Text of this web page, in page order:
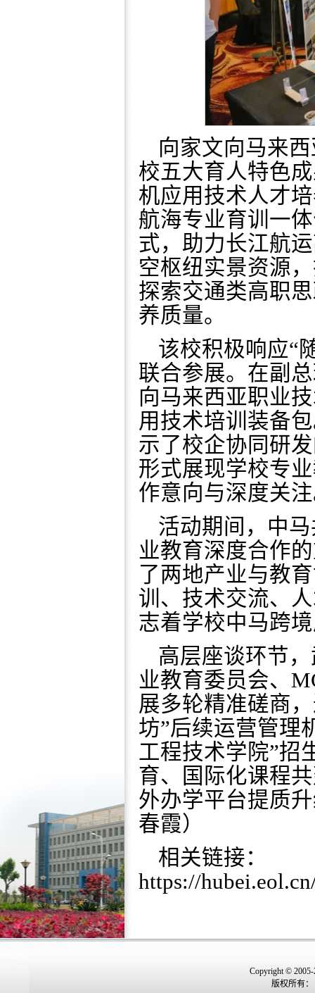
向家文向马来
校五大育人特色
机应用技术人才
航海专业育训一
式，助力长江航
空枢纽实景资源
探索交通类高职
养质量。
该校积极响应“
联合参展。在副
向马来西亚职业
用技术培训装备
示了校企协同研
形式展现学校专
作意向与深度关
活动期间，中
业教育深度合作
了两地产业与教
训、技术交流、
志着学校中马跨
高层座谈环节
业教育委员会、
展多轮精准磋商
坊”后续运营管理
工程技术学院”招
育、国际化课程
外办学平台提质
春霞）
相关链接：
https://
Copyright © 2005-
版权所有